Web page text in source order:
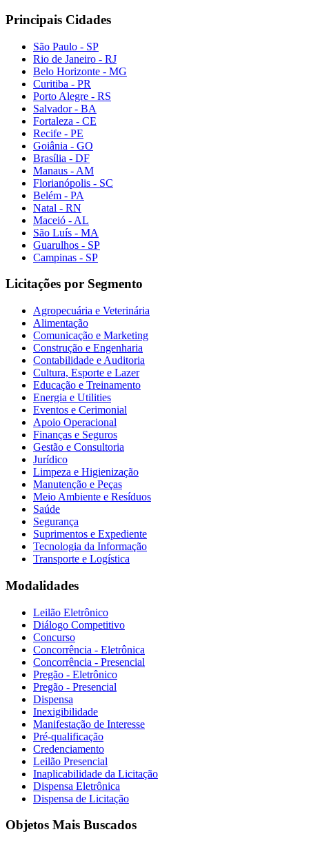
Principais Cidades
São Paulo - SP
Rio de Janeiro - RJ
Belo Horizonte - MG
Curitiba - PR
Porto Alegre - RS
Salvador - BA
Fortaleza - CE
Recife - PE
Goiânia - GO
Brasília - DF
Manaus - AM
Florianópolis - SC
Belém - PA
Natal - RN
Maceió - AL
São Luís - MA
Guarulhos - SP
Campinas - SP
Licitações por Segmento
Agropecuária e Veterinária
Alimentação
Comunicação e Marketing
Construção e Engenharia
Contabilidade e Auditoria
Cultura, Esporte e Lazer
Educação e Treinamento
Energia e Utilities
Eventos e Cerimonial
Apoio Operacional
Finanças e Seguros
Gestão e Consultoria
Jurídico
Limpeza e Higienização
Manutenção e Peças
Meio Ambiente e Resíduos
Saúde
Segurança
Suprimentos e Expediente
Tecnologia da Informação
Transporte e Logística
Modalidades
Leilão Eletrônico
Diálogo Competitivo
Concurso
Concorrência - Eletrônica
Concorrência - Presencial
Pregão - Eletrônico
Pregão - Presencial
Dispensa
Inexigibilidade
Manifestação de Interesse
Pré-qualificação
Credenciamento
Leilão Presencial
Inaplicabilidade da Licitação
Dispensa Eletrônica
Dispensa de Licitação
Objetos Mais Buscados